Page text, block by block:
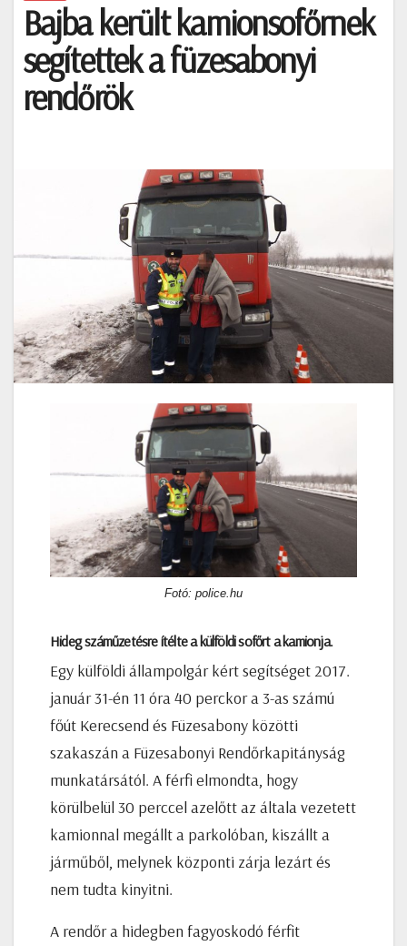
Bajba került kamionsofőrnek
segítettek a füzesabonyi
rendőrök
Fotó: police.hu
Hideg száműzetésre ítélte a külföldi sofőrt a kamionja.
Egy külföldi állampolgár kért segítséget 2017.
január 31-én 11 óra 40 perckor a 3-as számú
főút Kerecsend és Füzesabony közötti
szakaszán a Füzesabonyi Rendőrkapitányság
munkatársától. A férfi elmondta, hogy
körülbelül 30 perccel azelőtt az általa vezetett
kamionnal megállt a parkolóban, kiszállt a
járműből, melynek központi zárja lezárt és
nem tudta kinyitni.
A rendőr a hidegben fagyoskodó férfit